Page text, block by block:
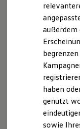
Kennenlern-
idealer Start,
des Respekts ist.
des
meiner Offenheit
Verspätung und
restlichen Fragen
und zugängliche
ein positives
Bedenken
Interesse an
außerdem
haben
genutzt
sowie